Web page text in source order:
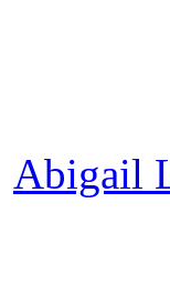
Abigail